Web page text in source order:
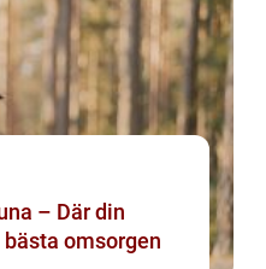
– Där din
omsorgen